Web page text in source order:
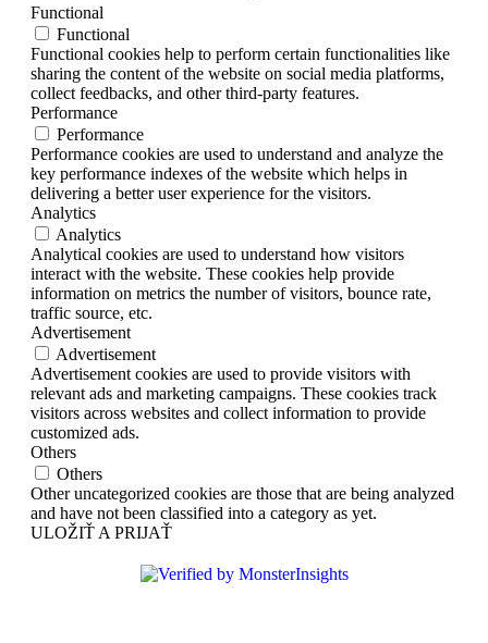
Functional
Functional
Functional cookies help to perform certain functionalities like
sharing the content of the website on social media platforms,
collect feedbacks, and other third-party features.
Performance
Performance
Performance cookies are used to understand and analyze the
key performance indexes of the website which helps in
delivering a better user experience for the visitors.
Analytics
Analytics
Analytical cookies are used to understand how visitors
interact with the website. These cookies help provide
information on metrics the number of visitors, bounce rate,
traffic source, etc.
Advertisement
Advertisement
Advertisement cookies are used to provide visitors with
relevant ads and marketing campaigns. These cookies track
visitors across websites and collect information to provide
customized ads.
Others
Others
Other uncategorized cookies are those that are being analyzed
and have not been classified into a category as yet.
ULOŽIŤ A PRIJAŤ